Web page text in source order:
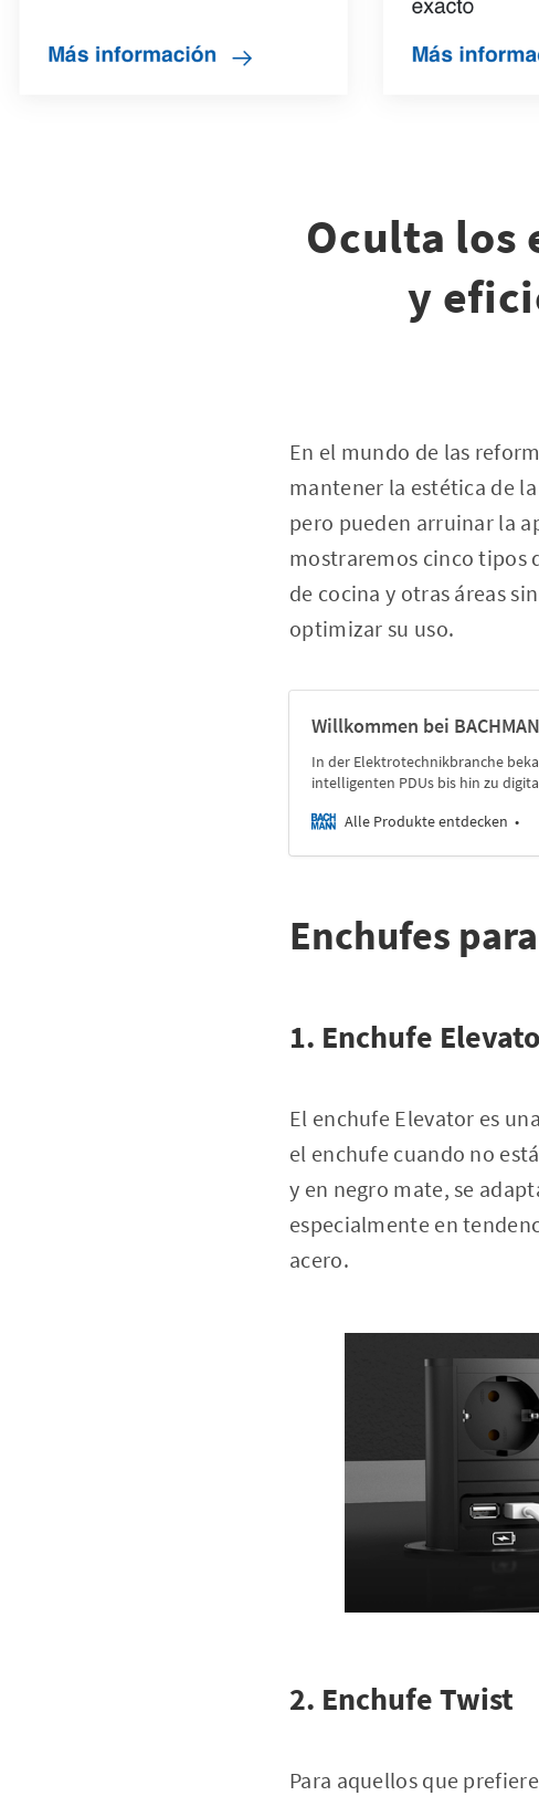
Oculta los
y
En el mundo de las
mantener la estética de
pero pueden arruinar la
mostraremos cinco tipos
de cocina y otras áreas
optimizar su uso.
Willkommen bei
In der Elektrotechnikbranche
intelligenten PDUs bis hin zu
Alle Produkte entdecken
Enchufes
1. Enchufe
El enchufe Elevator es
el enchufe cuando no
y en negro mate, se
especialmente en
acero.
2. Enchufe Twist
Para aquellos que